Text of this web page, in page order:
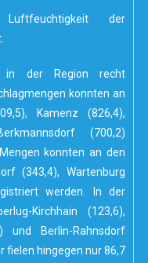
der
in der Region recht
konnten an
Kamenz (826,4),
(700,2)
konnten an den
(343,4), Wartenburg
werden. In der
Kirchhain (123,6),
und Berlin-Rahnsdorf
fielen hingegen nur 86,7